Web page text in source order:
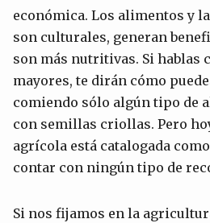
económica. Los alimentos y
son culturales, generan
son más nutritivas. Si hablas
mayores, te dirán cómo
comiendo sólo algún tipo de
con semillas criollas. Pero
agrícola está catalogada
contar con ningún tipo de
Si nos fijamos en la